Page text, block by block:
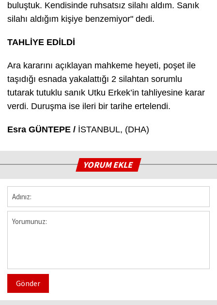
buluştuk. Kendisinde ruhsatsız silahı aldım. Sanık
silahı aldığım kişiye benzemiyor" dedi.
TAHLİYE EDİLDİ
Ara kararını açıklayan mahkeme heyeti, poşet ile
taşıdığı esnada yakalattığı 2 silahtan sorumlu
tutarak tutuklu sanık Utku Erkek’in tahliyesine karar
verdi. Duruşma ise ileri bir tarihe ertelendi.
Esra GÜNTEPE / İSTANBUL, (DHA)
YORUM EKLE
Gönder